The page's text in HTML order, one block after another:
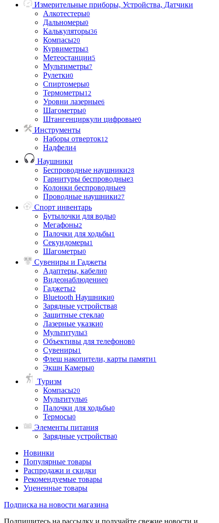
Измерительные приборы, Устройства, Датчики
Алкотестеры0
Дальномеры0
Калькуляторы36
Компасы20
Курвиметры3
Метеостанции5
Мультиметры7
Рулетки0
Спиртомеры0
Термометры12
Уровни лазерные6
Шагометры0
Штангенциркули цифровые0
Инструменты
Наборы отверток12
Надфели4
Наушники
Беспроводные наушники28
Гарнитуры беспроводные3
Колонки беспроводные9
Проводные наушники27
Спорт инвентарь
Бутылочки для воды0
Мегафоны2
Палочки для ходьбы1
Секундомеры1
Шагометры0
Сувениры и Гаджеты
Адаптеры, кабели0
Видеонаблюдение0
Гаджеты2
Bluetooth Наушники0
Зарядные устройства8
Защитные стекла0
Лазерные указки0
Мультитулы3
Объективы для телефонов0
Сувениры1
Флеш накопители, карты памяти1
Экшн Камеры0
Туризм
Компасы20
Мультитулы6
Палочки для ходьбы0
Термосы0
Элементы питания
Зарядные устройства0
Новинки
Популярные товары
Распродажи и скидки
Рекомендуемые товары
Уцененные товары
Подписка на новости магазина
Подпишитесь на рассылку и получайте свежие новости и